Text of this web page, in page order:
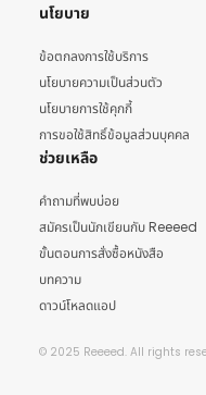
นโยบาย
ข้อตกลงการใช้บริการ
นโยบายความเป็นส่วนตัว
นโยบายการใช้คุกกี้
การขอใช้สิทธิ์ข้อมูลส่วนบุคคล
ช่วยเหลือ
คำถามที่พบบ่อย
สมัครเป็นนักเขียนกับ Reeeed
ขั้นตอนการสั่งซื้อหนังสือ
บทความ
ดาวน์โหลดแอป
© 2025 Reeeed. All rights